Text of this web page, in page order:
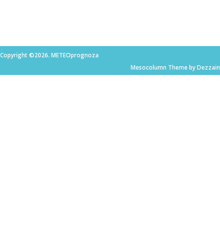
Copyright ©2026. METEOprognoza
Mesocolumn Theme by Dezzain